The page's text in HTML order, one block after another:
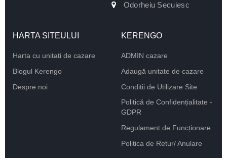
Odorheiu Secuiesc
HARTA SITEULUI
Harta cu unitati de cazare
Blogul Kerengo
Despre noi
KERENGO
ADMIN cazare
Adaugă unitate de cazare
Conditii de Utilizare Site
Politică de Confidențialitate -
GDPR
Regulament de Funcționare
Politica de Retur/ Anulare